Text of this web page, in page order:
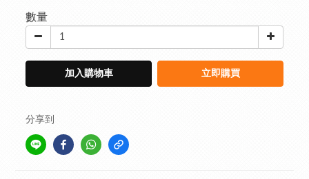
數量
加入購物車 立即購買
分享到